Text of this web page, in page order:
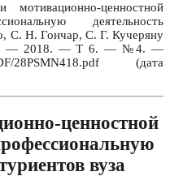
мотивационно-ценностной
деятельность
С. Н. Гончар, С. Г. Кучеряну
— 2018. — Т 6. — №4. —
28PSMN418.pdf (дата
ценностной
вуза